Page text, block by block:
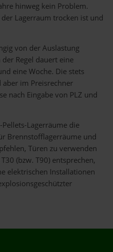
hinweg kein Problem.
Lagerraum trocken ist und
von der Auslastung
Regel dauert eine
eine Woche. Die stets
im Preisrechner
nach Eingabe von PLZ und
Lagerräume die
Brennstofflagerräume und
Türen zu verwenden
(bzw. T90) entsprechen,
elektrischen Installationen